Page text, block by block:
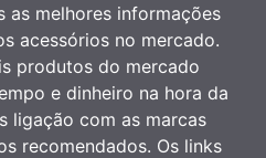
as melhores informações
acessórios no mercado.
produtos do mercado
e dinheiro na hora da
ligação com as marcas
recomendados. Os links